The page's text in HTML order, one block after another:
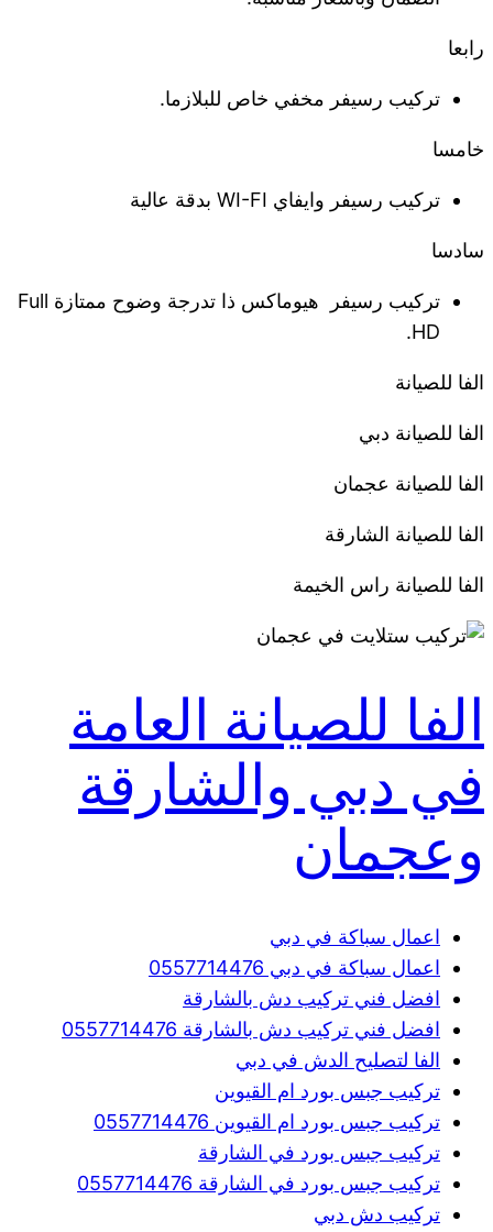
رابعا
تركيب رسيفر مخفي خاص للبلازما.
خامسا
تركيب رسيفر وايفاي WI-FI بدقة عالية
سادسا
تركيب رسيفر هيوماكس ذا تدرجة وضوح ممتازة Full
HD.
الفا للصيانة
الفا للصيانة دبي
الفا للصيانة عجمان
الفا للصيانة الشارقة
الفا للصيانة راس الخيمة
الفا للصيانة العامة
في دبي والشارقة
وعجمان
اعمال سباكة في دبي
اعمال سباكة في دبي 0557714476
افضل فني تركيب دش بالشارقة
افضل فني تركيب دش بالشارقة 0557714476
الفا لتصليح الدش في دبي
تركيب جبس بورد ام القيوين
تركيب جبس بورد ام القيوين 0557714476
تركيب جبس بورد في الشارقة
تركيب جبس بورد في الشارقة 0557714476
تركيب دش دبي